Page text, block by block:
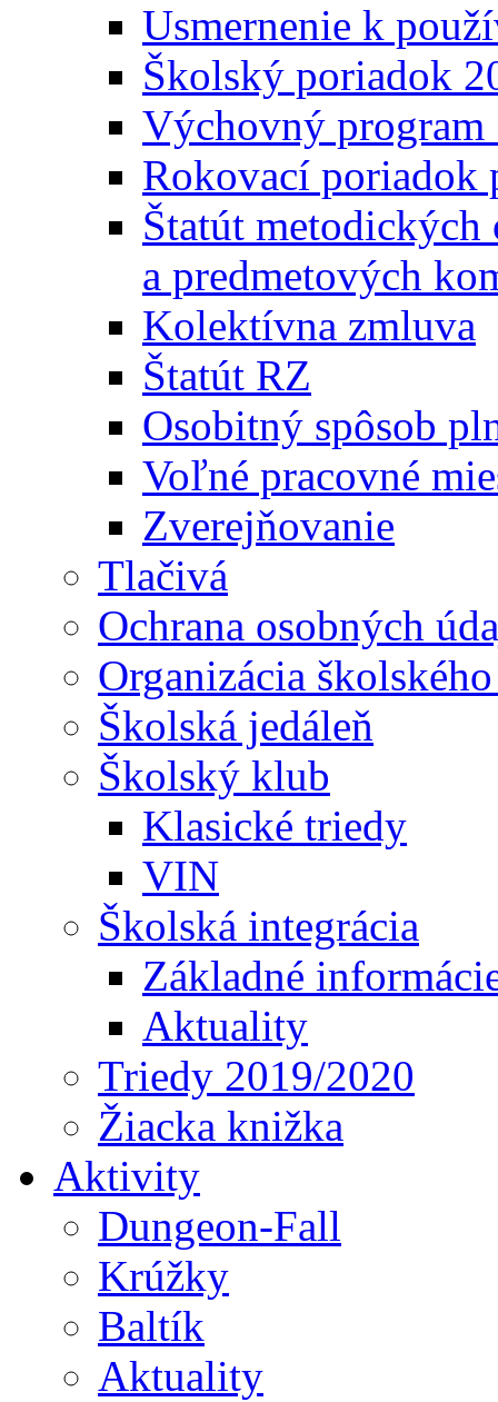
Usmernenie k
Školský poriadok
Výchovný
Rokovací poriadok
Štatút
a predmetových
Kolektívna zmluva
Štatút RZ
Osobitný spôsob
Voľné pracovné
Zverejňovanie
Tlačivá
Ochrana osobných
Organizácia
Školská jedáleň
Školský klub
Klasické triedy
VIN
Školská integrácia
Základné
Aktuality
Triedy 2019/2020
Žiacka knižka
Aktivity
Dungeon-Fall
Krúžky
Baltík
Aktuality